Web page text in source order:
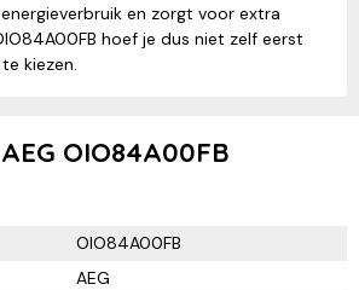
en zorgt voor extra
hoef je dus niet zelf eerst
kiezen.
OIO84A00FB
OIO84A00FB
AEG